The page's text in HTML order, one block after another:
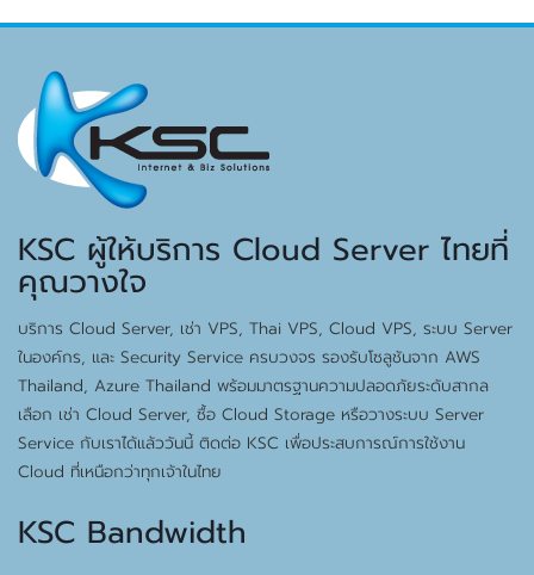
KSC ผู้ให้บริการ Cloud Server ไทยที่
คุณวางใจ
บริการ Cloud Server, เช่า VPS, Thai VPS, Cloud VPS, ระบบ Server
ในองค์กร, และ Security Service ครบวงจร รองรับโซลูชันจาก AWS
Thailand, Azure Thailand พร้อมมาตรฐานความปลอดภัยระดับสากล
เลือก เช่า Cloud Server, ซื้อ Cloud Storage หรือวางระบบ Server
Service กับเราได้แล้ววันนี้ ติดต่อ KSC เพื่อประสบการณ์การใช้งาน
Cloud ที่เหนือกว่าทุกเจ้าในไทย
KSC Bandwidth